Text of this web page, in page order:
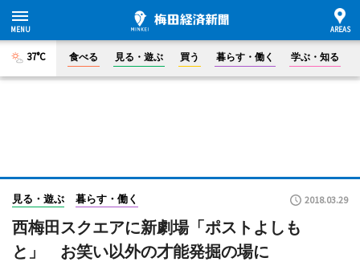
37°C 食べる 見る・遊ぶ 買う 暮らす・働く 学ぶ・知る
見る・遊ぶ 暮らす・働く 2018.03.29
西梅田スクエアに新劇場「ポストよしも
と」 お笑い以外の才能発掘の場に